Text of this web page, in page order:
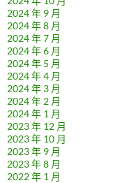
2024 年 9 月
2024 年 8 月
2024 年 7 月
2024 年 6 月
2024 年 5 月
2024 年 4 月
2024 年 3 月
2024 年 2 月
2024 年 1 月
2023 年 12 月
2023 年 10 月
2023 年 9 月
2023 年 8 月
2022 年 1 月